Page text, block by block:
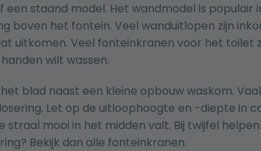
staand model. Het wandmodel is populair
boven het fontein. Veel wanduitlopen zijn
uitkomen. Veel fonteinkranen voor het toilet
wilt wassen.
blad naast een kleine opbouw waskom.
Let op de uitloophoogte en -diepte in
mooi in het midden valt. Bij twijfel
Bekijk dan alle fonteinkranen.